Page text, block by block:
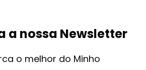
a nossa Newsletter
o melhor do Minho